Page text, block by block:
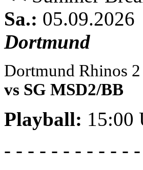
Sa.: 05.09.2026
Dortmund
Dortmund Rhinos 2
vs SG MSD2/BB
Playball: 15:00
- - - - - - - - - - -